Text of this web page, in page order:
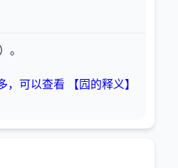
。
，可以查看 【囥的释义】